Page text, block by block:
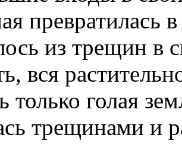
превратилась
из трещин в
вся
только голая
трещинами и